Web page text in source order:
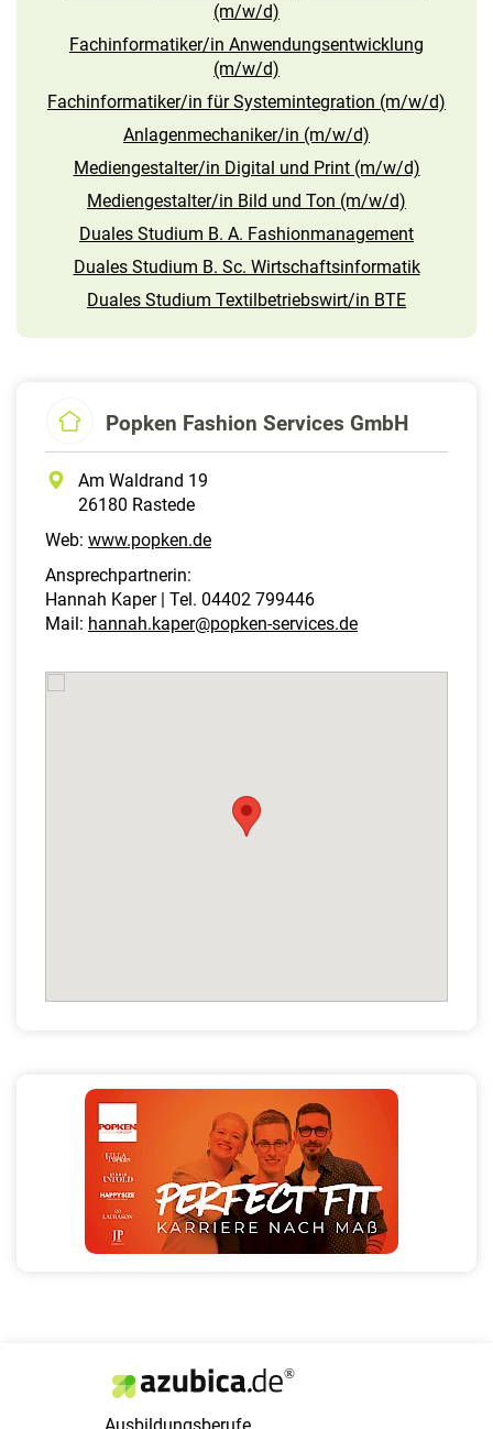
(m/w/d)
Fachinformatiker/in Anwendungsentwicklung
(m/w/d)
Fachinformatiker/in für Systemintegration (m/w/d)
Anlagenmechaniker/in (m/w/d)
Mediengestalter/in Digital und Print (m/w/d)
Mediengestalter/in Bild und Ton (m/w/d)
Duales Studium B. A. Fashionmanagement
Duales Studium B. Sc. Wirtschaftsinformatik
Duales Studium Textilbetriebswirt/in BTE
Popken Fashion Services GmbH
Am Waldrand 19
26180 Rastede
Web: www.popken.de
Ansprechpartnerin:
Hannah Kaper | Tel. 04402 799446
Mail: hannah.kaper@popken-services.de